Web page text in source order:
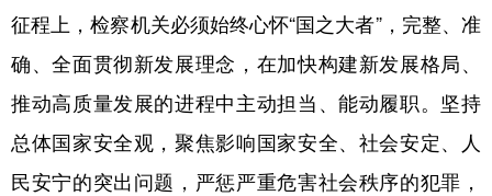
征程上，检察机关必须始终心怀“国之大者”，完整、准
确、全面贯彻新发展理念，在加快构建新发展格局、
推动高质量发展的进程中主动担当、能动履职。坚持
总体国家安全观，聚焦影响国家安全、社会安定、人
民安宁的突出问题，严惩严重危害社会秩序的犯罪，